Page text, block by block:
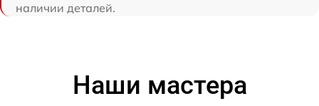
наличии деталей.
Наши мастера